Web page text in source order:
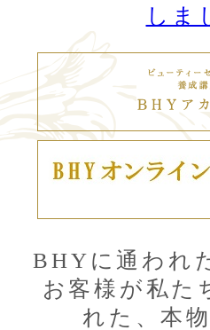
しま
BHYに通われ
お客様が私た
れた、本